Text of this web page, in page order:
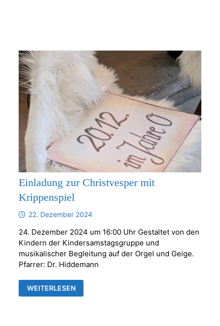
Einladung zur Christvesper mit
Krippenspiel
22. Dezember 2024
24. Dezember 2024 um 16:00 Uhr Gestaltet von den
Kindern der Kindersamstagsgruppe und
musikalischer Begleitung auf der Orgel und Geige.
Pfarrer: Dr. Hiddemann
EINLADUNG
ZUR
WEITERLESEN